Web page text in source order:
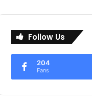
Follow Us
204
Fans